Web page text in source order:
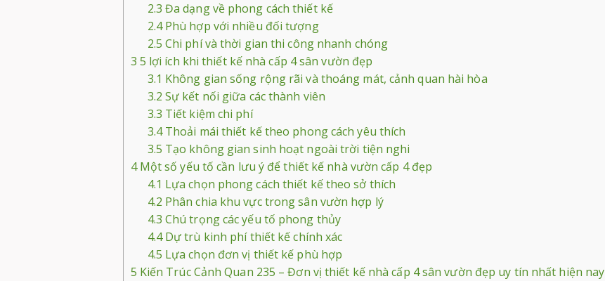
2.3 Đa dạng về phong cách thiết kế
2.4Phù hợp với nhiều đối tượng
2.5 Chi phí và thời gian thi công nhanh chóng
3 5 lợi ích khi thiết kế nhà cấp 4 sân vườn đẹp
3.1 Không gian sống rộng rãi và thoáng mát, cảnh quan hài hòa
3.2 Sự kết nối giữa các thành viên
3.3 Tiết kiệm chi phí
3.4Thoải mái thiết kế theo phong cách yêu thích
3.5 Tạo không gian sinh hoạt ngoài trời tiện nghi
4Một số yếu tố cần lưu ý để thiết kế nhà vườn cấp 4 đẹp
4.1 Lựa chọn phong cách thiết kế theo sở thích
4.2 Phân chia khu vực trong sân vườn hợp lý
4.3 Chú trọng các yếu tố phong thủy
4.4Dự trù kinh phí thiết kế chính xác
4.5 Lựa chọn đơn vị thiết kế phù hợp
5 Kiến Trúc Cảnh Quan 235 – Đơn vị thiết kế nhà cấp 4 sân vườn đẹp uy tín nhất hiện nay